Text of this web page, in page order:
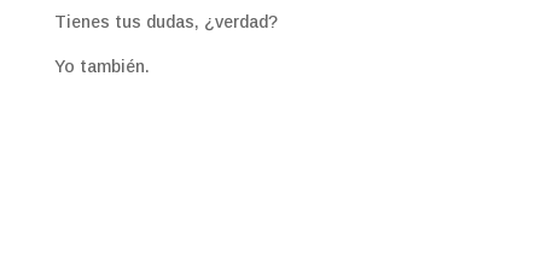
Tienes tus dudas, ¿verdad?
Yo también.